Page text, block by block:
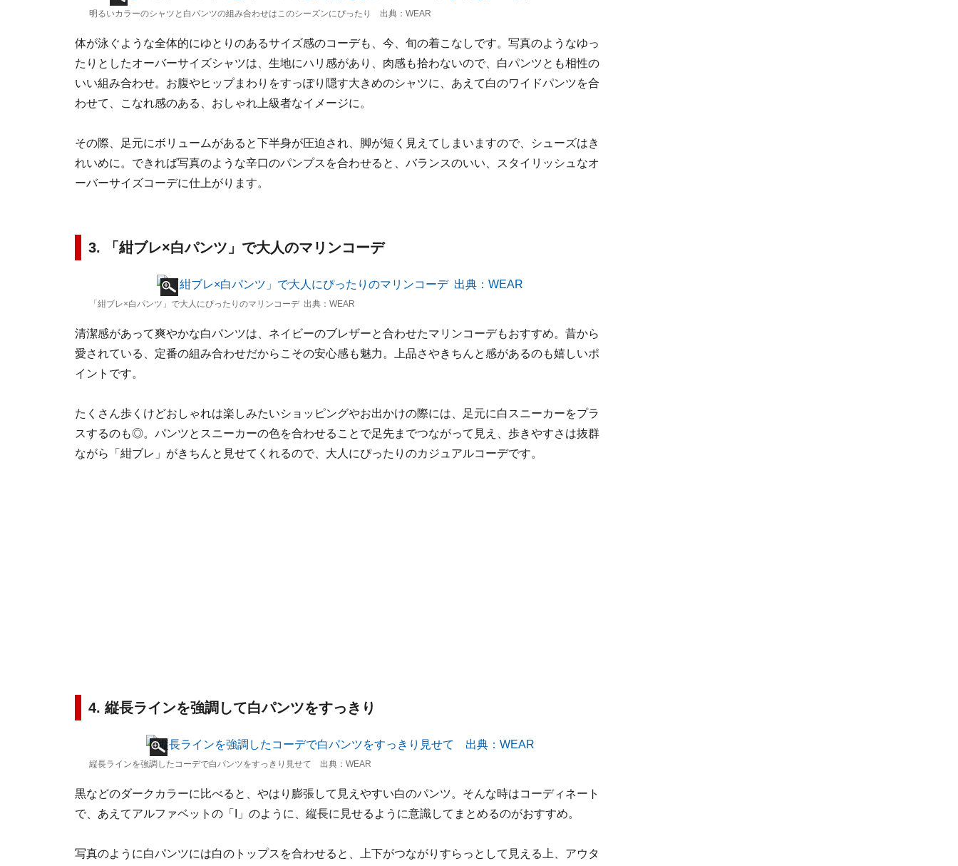
明るいカラーのシャツと白パンツの組み合わせはこのシーズンにぴったり 出典：WEAR
体が泳ぐような全体的にゆとりのあるサイズ感のコーデも、今、旬の着こなしです。写真のようなゆっ
たりとしたオーバーサイズシャツは、生地にハリ感があり、肉感も拾わないので、白パンツとも相性の
いい組み合わせ。お腹やヒップまわりをすっぽり隠す大きめのシャツに、あえて白のワイドパンツを合
わせて、こなれ感のある、おしゃれ上級者なイメージに。
その際、足元にボリュームがあると下半身が圧迫され、脚が短く見えてしまいますので、シューズはき
れいめに。できれば写真のような辛口のパンプスを合わせると、バランスのいい、スタイリッシュなオ
ーバーサイズコーデに仕上がります。
3. 「紺ブレ×白パンツ」で大人のマリンコーデ
「紺ブレ×白パンツ」で大人にぴったりのマリンコーデ 出典：WEAR
清潔感があって爽やかな白パンツは、ネイビーのブレザーと合わせたマリンコーデもおすすめ。昔から
愛されている、定番の組み合わせだからこその安心感も魅力。上品さやきちんと感があるのも嬉しいポ
イントです。
たくさん歩くけどおしゃれは楽しみたいショッピングやお出かけの際には、足元に白スニーカーをプラ
スするのも◎。パンツとスニーカーの色を合わせることで足先までつながって見え、歩きやすさは抜群
ながら「紺ブレ」がきちんと見せてくれるので、大人にぴったりのカジュアルコーデです。
4. 縦長ラインを強調して白パンツをすっきり
縦長ラインを強調したコーデで白パンツをすっきり見せて 出典：WEAR
黒などのダークカラーに比べると、やはり膨張して見えやすい白のパンツ。そんな時はコーディネート
で、あえてアルファベットの「I」のように、縦長に見せるように意識してまとめるのがおすすめ。
写真のように白パンツには白のトップスを合わせると、上下がつながりすらっとして見える上、アウタ